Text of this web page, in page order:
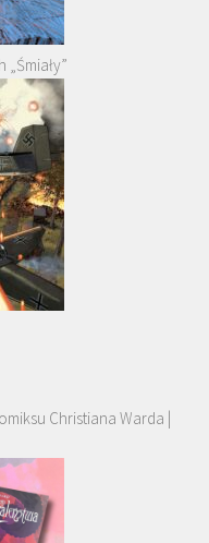
Christiana Warda |